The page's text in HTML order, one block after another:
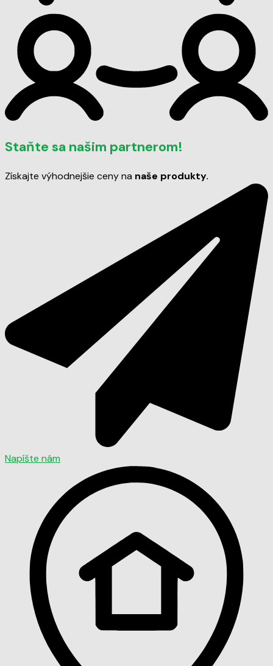
Staňte sa našim partnerom!
Získajte výhodnejšie ceny na naše produkty.
Napíšte nám